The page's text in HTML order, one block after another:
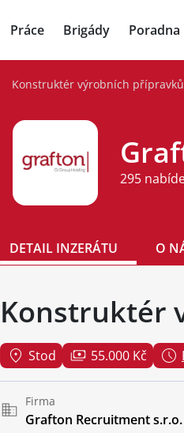
Práce Brigády Poradna
Konstruktér výrobních přípravků
295
DETAIL INZERÁTU O
Konstruktér
Stod 55.000 Kč
Firma
Grafton Recruitment s.r.o.